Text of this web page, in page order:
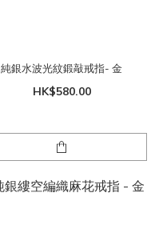
純銀水波光紋鍛敲戒指- 金
HK$580.00